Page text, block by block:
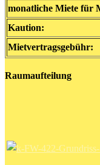
monatliche Miete für
Kaution:
Mietvertragsgebühr:
Raumaufteilung